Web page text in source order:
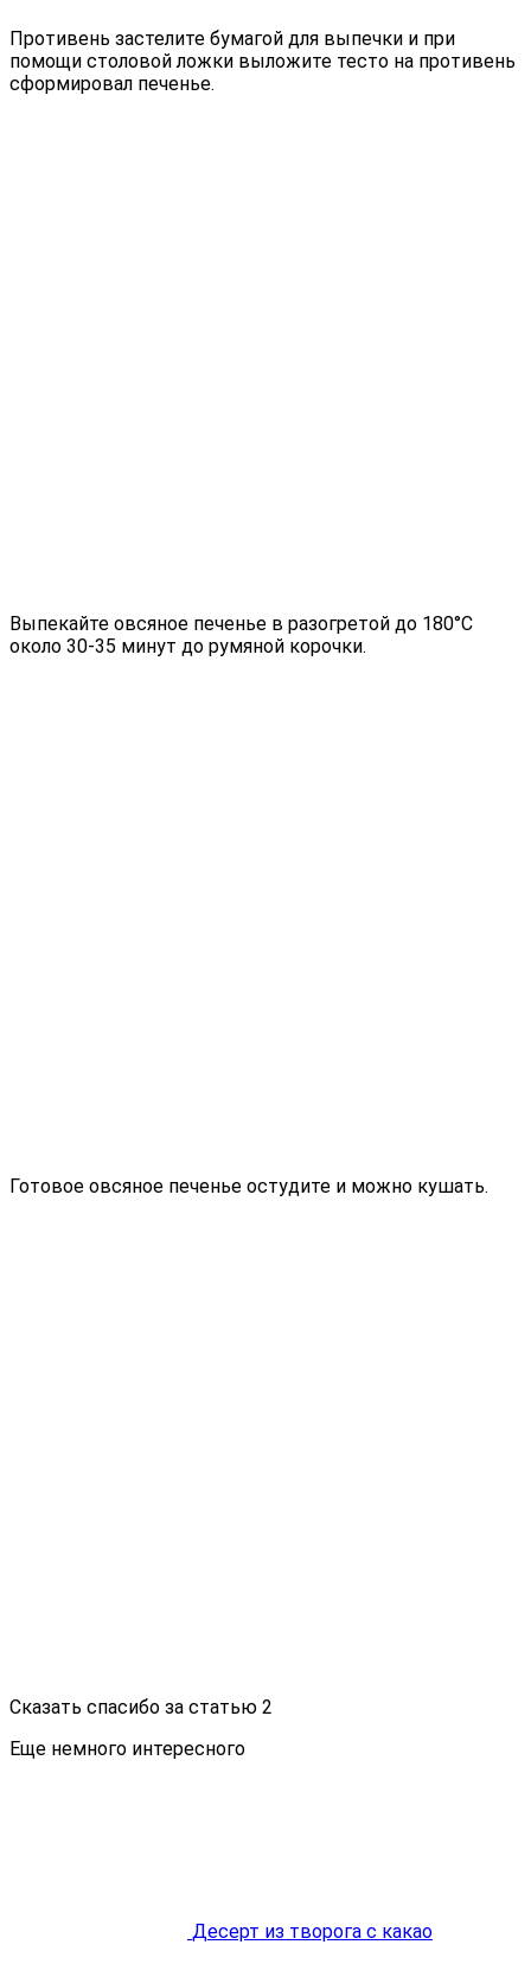
Противень застелите бумагой для выпечки и при
помощи столовой ложки выложите тесто на противень
сформировал печенье.
Выпекайте овсяное печенье в разогретой до 180°С
около 30-35 минут до румяной корочки.
Готовое овсяное печенье остудите и можно кушать.
Сказать спасибо за статью 2
Еще немного интересного
Десерт из творога с какао